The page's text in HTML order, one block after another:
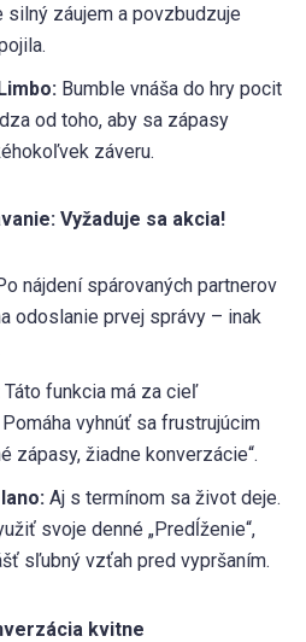
silný záujem a povzbudzuje
Bumble vnáša do hry pocit
od toho, aby sa zápasy
záveru.
Vyžaduje sa akcia!
nájdení spárovaných partnerov
odoslanie prvej správy – inak
Táto funkcia má za cieľ
vyhnúť sa frustrujúcim
zápasy, žiadne konverzácie“.
Aj s termínom sa život deje.
svoje denné „Predĺženie“,
sľubný vzťah pred vypršaním.
kvitne